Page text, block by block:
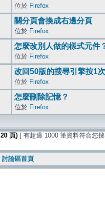
位於 Firefox
關分頁會換成右邊分頁
位於 Firefox
怎麼改別人做的樣式元件
位於 Firefox
改回50版的搜尋引擎按1
位於 Firefox
怎麼刪除記憶？
位於 Firefox
20 頁) [ 有超過 1000 筆資料符合您
討論區首頁